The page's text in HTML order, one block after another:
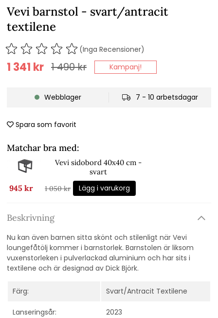
Vevi barnstol - svart/antracit
textilene
(Inga Recensioner)
1 490kr
1 341 kr Kampanj!
Webblager 7 - 10 arbetsdagar
Spara som favorit
Matchar bra med:
Vevi sidobord 40x40 cm -
svart
945 kr 1 050 kr Lägg i varukorg
Beskrivning
Nu kan även barnen sitta skönt och stilenligt när Vevi
loungefåtölj kommer i barnstorlek. Barnstolen är liksom
vuxenstorleken i pulverlackad aluminium och har sits i
textilene och är designad av Dick Björk.
Färg: Svart/Antracit Textilene
Lanseringsår: 2023